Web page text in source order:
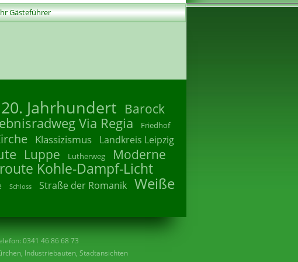
Gästeführer
20. Jahrhundert Barock
Via Regia Friedhof
Klassizismus Landkreis Leipzig
Luppe Lutherweg Moderne
Kohle-Dampf-Licht
Schloss Straße der Romanik Weiße
0341 46 86 68 73
Industriebauten, Stadtansichten